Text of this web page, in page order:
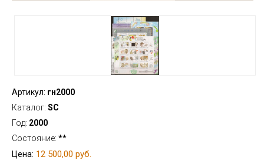
Артикул: гн2000
Каталог: SC
Год: 2000
Состояние: **
Цена: 12 500,00 руб.